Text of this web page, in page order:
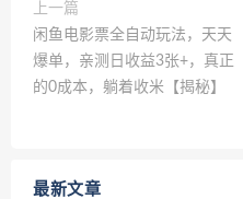
上一篇
闲鱼电影票全自动玩法，天天
爆单，亲测日收益3张+，真正
的0成本，躺着收米【揭秘】
最新文章